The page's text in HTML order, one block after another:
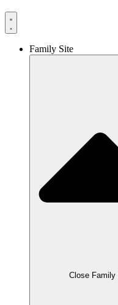
Family Site
Close Family